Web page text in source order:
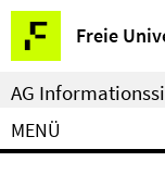
Springe
direkt
zu
Inhalt
Freie
Service-
Navigation
AG
MENÜ